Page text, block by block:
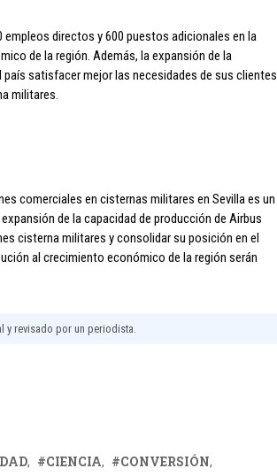
empleos directos y 600 puestos adicionales en la
de la región. Además, la expansión de la
satisfacer mejor las necesidades de sus clientes
militares.
comerciales en cisternas militares en Sevilla es un
de la capacidad de producción de Airbus
cisterna militares y consolidar su posición en el
al crecimiento económico de la región serán
y revisado por un periodista.
CIENCIA
CONVERSIÓN